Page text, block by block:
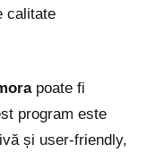
calitate
poate fi
program este
și user-friendly,